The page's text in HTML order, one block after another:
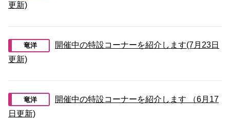
更新)
竜洋
開催中の特設コーナーを紹介します(7月23日
更新)
竜洋
開催中の特設コーナーを紹介します （6月17
日更新)